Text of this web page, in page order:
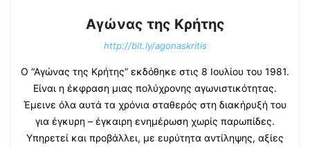
Αγώνας της Κρήτης
http://bit.ly/agonaskritis
Ο “Αγώνας της Κρήτης” εκδόθηκε στις 8 Ιουλίου του 1981.
Είναι η έκφραση μιας πολύχρονης αγωνιστικότητας.
Έμεινε όλα αυτά τα χρόνια σταθερός στη διακήρυξή του
για έγκυρη – έγκαιρη ενημέρωση χωρίς παρωπίδες.
Υπηρετεί και προβάλλει, με ευρύτητα αντίληψης, αξίες